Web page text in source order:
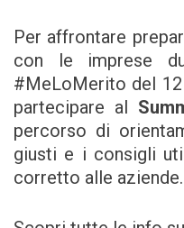
Per affrontare
con le imprese
#MeLoMerito del
partecipare al
percorso di
giusti e i consigli
corretto alle aziende.